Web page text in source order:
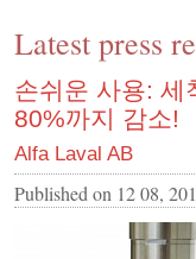
CONTACT US
INS MAIN WEBSITE
ABOUT US
Latest press
손쉬운 사용: 세
80%까지 감소!
Alfa Laval AB
Published on 12 08,